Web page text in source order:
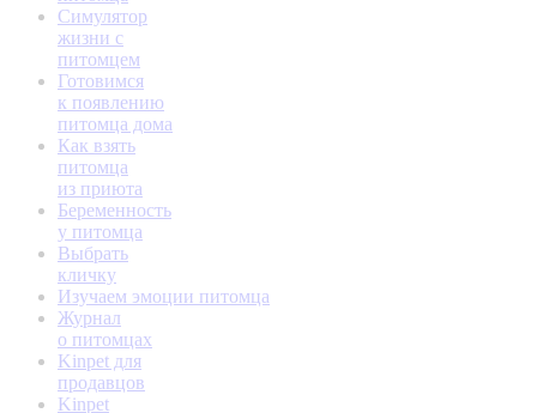
Симулятор
жизни с
питомцем
Готовимся
к появлению
питомца дома
Как взять
питомца
из приюта
Беременность
у питомца
Выбрать
кличку
Изучаем эмоции питомца
Журнал
о питомцах
Kinpet для
продавцов
Kinpet